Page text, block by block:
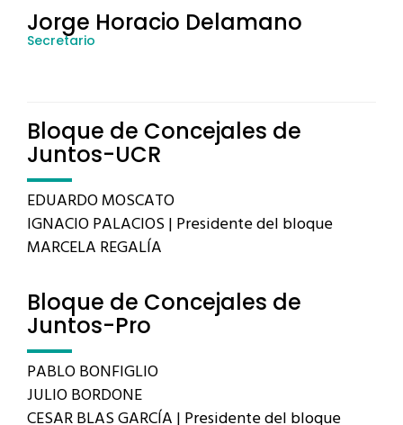
Jorge Horacio Delamano
Secretario
Bloque de Concejales de
Juntos-UCR
EDUARDO MOSCATO
IGNACIO PALACIOS | Presidente del bloque
MARCELA REGALÍA
Bloque de Concejales de
Juntos-Pro
PABLO BONFIGLIO
JULIO BORDONE
CESAR BLAS GARCÍA | Presidente del bloque